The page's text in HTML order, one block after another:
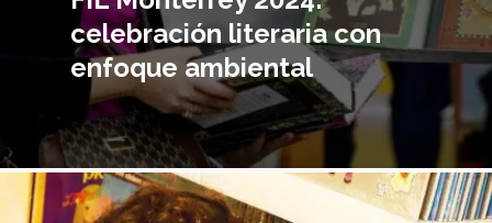
celebración literaria con
enfoque ambiental